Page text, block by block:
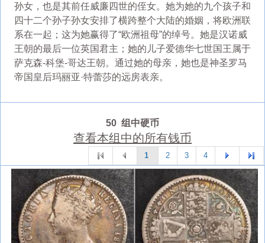
孙女，也是其前任威廉四世的侄女。她为她的九个孩子和
四十二个孙子孙女安排了横跨整个大陆的婚姻，将欧洲联
系在一起；这为她赢得了“欧洲祖母”的绰号。她是汉诺威
王朝的最后一位英国君主；她的儿子爱德华七世国王属于
萨克森-科堡-哥达王朝。通过她的母亲，她也是神圣罗马
帝国皇后玛丽亚·特蕾莎的远房表亲。
50 组中硬币
查看本组中的所有钱币
1 2 3 4